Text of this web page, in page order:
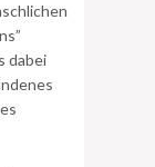
dabei